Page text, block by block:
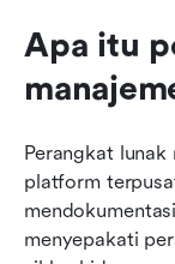
Apa itu
Perangkat lunak
platform
menyepakati